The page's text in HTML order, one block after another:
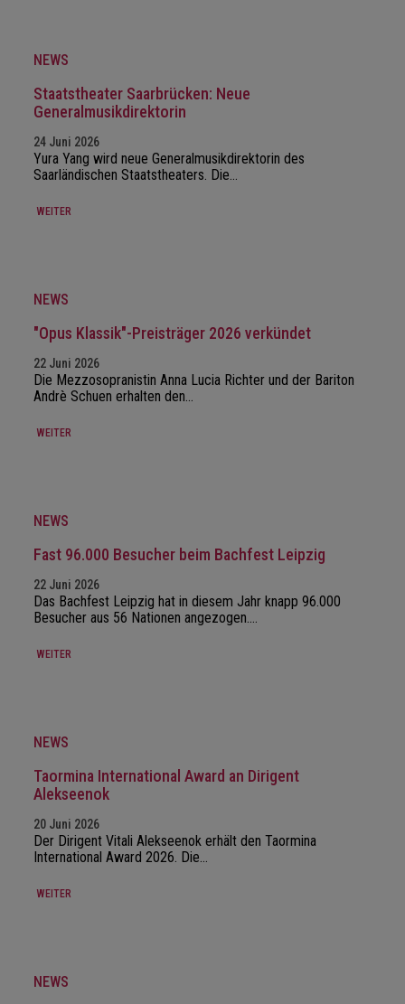
NEWS
Staatstheater Saarbrücken: Neue
Generalmusikdirektorin
24 Juni 2026
Yura Yang wird neue Generalmusikdirektorin des
Saarländischen Staatstheaters. Die…
WEITER
NEWS
"Opus Klassik"-Preisträger 2026 verkündet
22 Juni 2026
Die Mezzosopranistin Anna Lucia Richter und der Bariton
Andrè Schuen erhalten den…
WEITER
NEWS
Fast 96.000 Besucher beim Bachfest Leipzig
22 Juni 2026
Das Bachfest Leipzig hat in diesem Jahr knapp 96.000
Besucher aus 56 Nationen angezogen.…
WEITER
NEWS
Taormina International Award an Dirigent
Alekseenok
20 Juni 2026
Der Dirigent Vitali Alekseenok erhält den Taormina
International Award 2026. Die…
WEITER
NEWS